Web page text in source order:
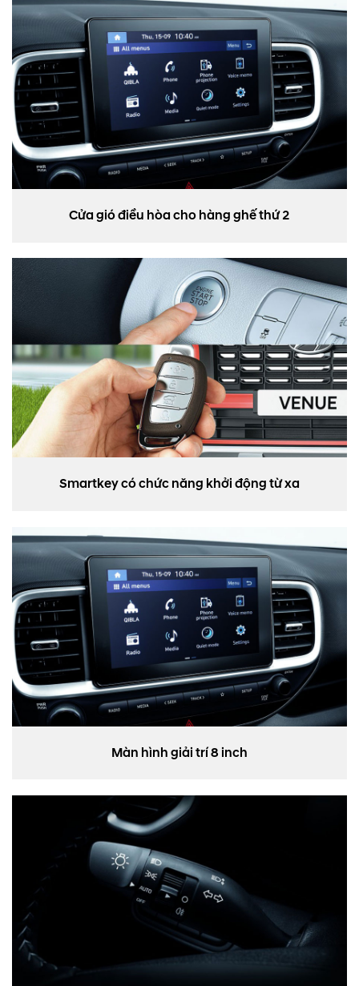
Cửa gió điều hòa cho hàng ghế thứ 2
Smartkey có chức năng khởi động từ xa
Màn hình giải trí 8 inch